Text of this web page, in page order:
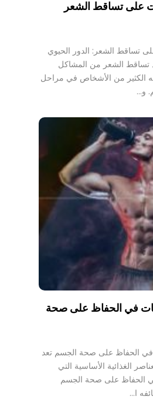
على تساقط الشعر
على تساقط الشعر: الدور الحيوي
تساقط الشعر من المشاكل
الكثير من الأشخاص في مراحل
و…
في الحفاظ على صحة
في الحفاظ على صحة الجسم تعد
الغذائية الأساسية التي
الحفاظ على صحة الجسم
ا…